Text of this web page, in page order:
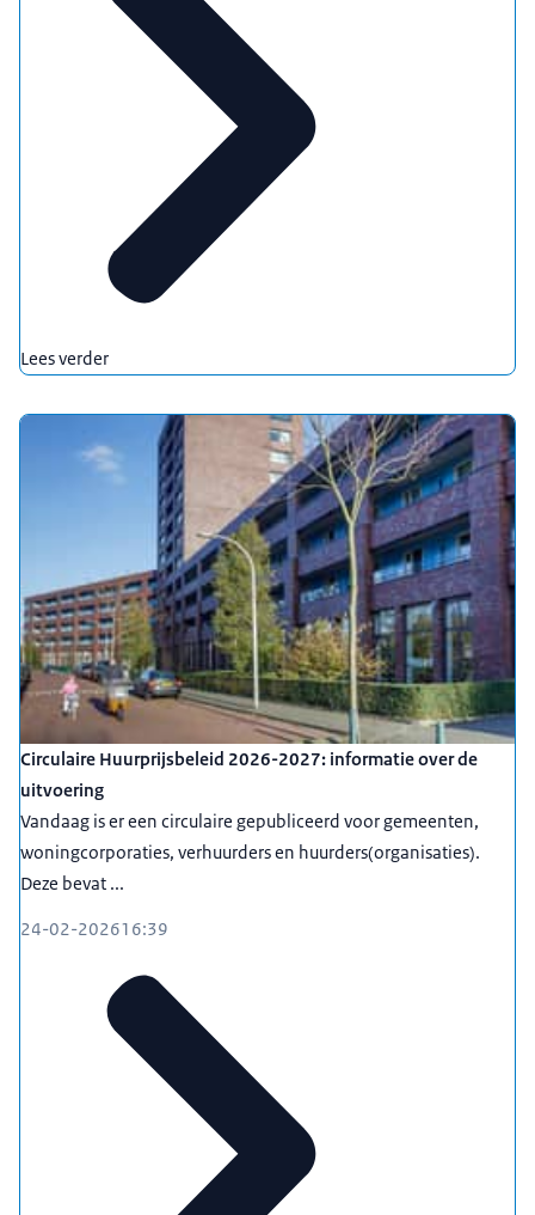
Lees verder
Circulaire Huurprijsbeleid 2026-2027: informatie over de
uitvoering
Vandaag is er een circulaire gepubliceerd voor gemeenten,
woningcorporaties, verhuurders en huurders(organisaties).
Deze bevat ...
24-02-202616:39